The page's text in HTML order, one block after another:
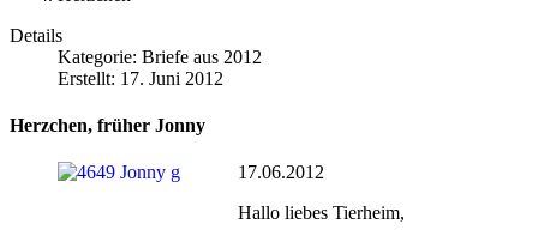
Details
Kategorie: Briefe aus 2012
Erstellt: 17. Juni 2012
Herzchen, früher Jonny
17.06.2012
Hallo liebes Tierheim,